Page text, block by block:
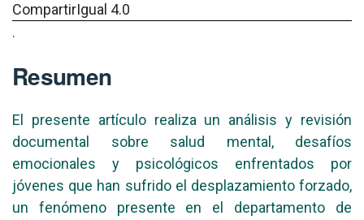
CompartirIgual 4.0
.
Resumen
El presente artículo realiza un análisis y revisión
documental sobre salud mental, desafíos
emocionales y psicológicos enfrentados por
jóvenes que han sufrido el desplazamiento forzado,
un fenómeno presente en el departamento de